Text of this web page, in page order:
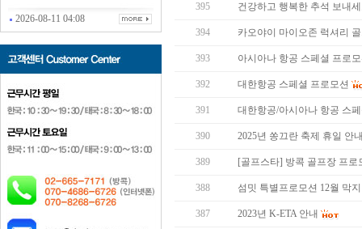
2026-08-11 04:08
395 건강하고 행복한 추석 보내
394 카오야이 마이오존 럭셔리
393 아시아나 항공 스페셜 프로
392 대한항공 스페셜 프로모션
391 대한항공/아시아나 항공 스
390 2025년 쏭끄란 축제 휴일 안
389 [골프스타] 방콕 골프장 프로
388 섬밋 특별프로모션 12월 막
387 2023년 K-ETA 안내